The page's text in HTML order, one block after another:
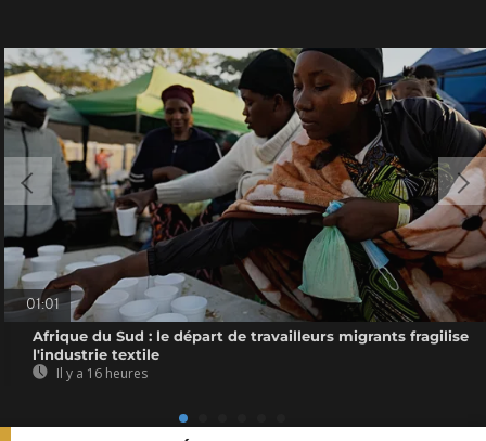
01:01
Afrique du Sud : le départ de travailleurs migrants fragilise
l'industrie textile
Il y a 16 heures